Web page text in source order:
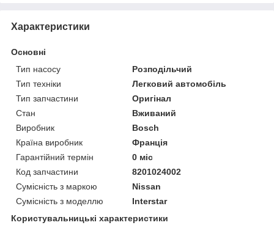
Характеристики
Основні
Тип насосу
Розподільчий
Тип техніки
Легковий автомобіль
Тип запчастини
Оригінал
Стан
Вживаний
Виробник
Bosch
Країна виробник
Франція
Гарантійний термін
0 міс
Код запчастини
8201024002
Сумісність з маркою
Nissan
Сумісність з моделлю
Interstar
Користувальницькі характеристики